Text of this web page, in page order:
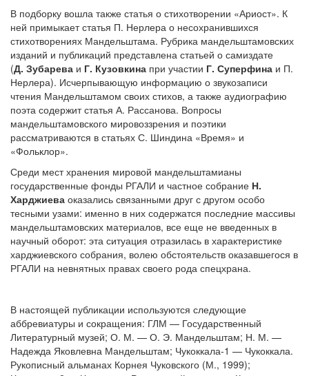
В подборку вошла также статья о стихотворении «Ариост». К
ней примыкает статья П. Нерлера о несохранившихся
стихотворениях Мандельштама. Рубрика мандельштамовских
изданий и публикаций представлена статьей о самиздате
(Д. Зубарева и Г. Кузовкина при участии Г. Суперфина и П.
Нерлера). Исчерпывающую информацию о звукозаписи
чтения Мандельштамом своих стихов, а также аудиографию
поэта содержит статья А. Рассанова. Вопросы
мандельштамовского мировоззрения и поэтики
рассматриваются в статьях С. Шиндина «Время» и
«Фольклор».
Среди мест хранения мировой мандельштамианы
государственные фонды РГАЛИ и частное собрание Н.
Харджиева оказались связанными друг с другом особо
тесными узами: именно в них содержатся последние массивы
мандельштамовских материалов, все еще не введенных в
научный оборот: эта ситуация отразилась в характеристике
харджиевского собрания, волею обстоятельств оказавшегося в
РГАЛИ на невнятных правах своего рода спецхрана.
В настоящей публикации используются следующие
аббревиатуры и сокращения: ГЛМ — Государственный
Литературный музей; О. М. — О. Э. Мандельштам; Н. М. —
Надежда Яковлевна Мандельштам; Чукоккала-1 — Чукоккала.
Рукописный альманах Корнея Чуковского (М., 1999);